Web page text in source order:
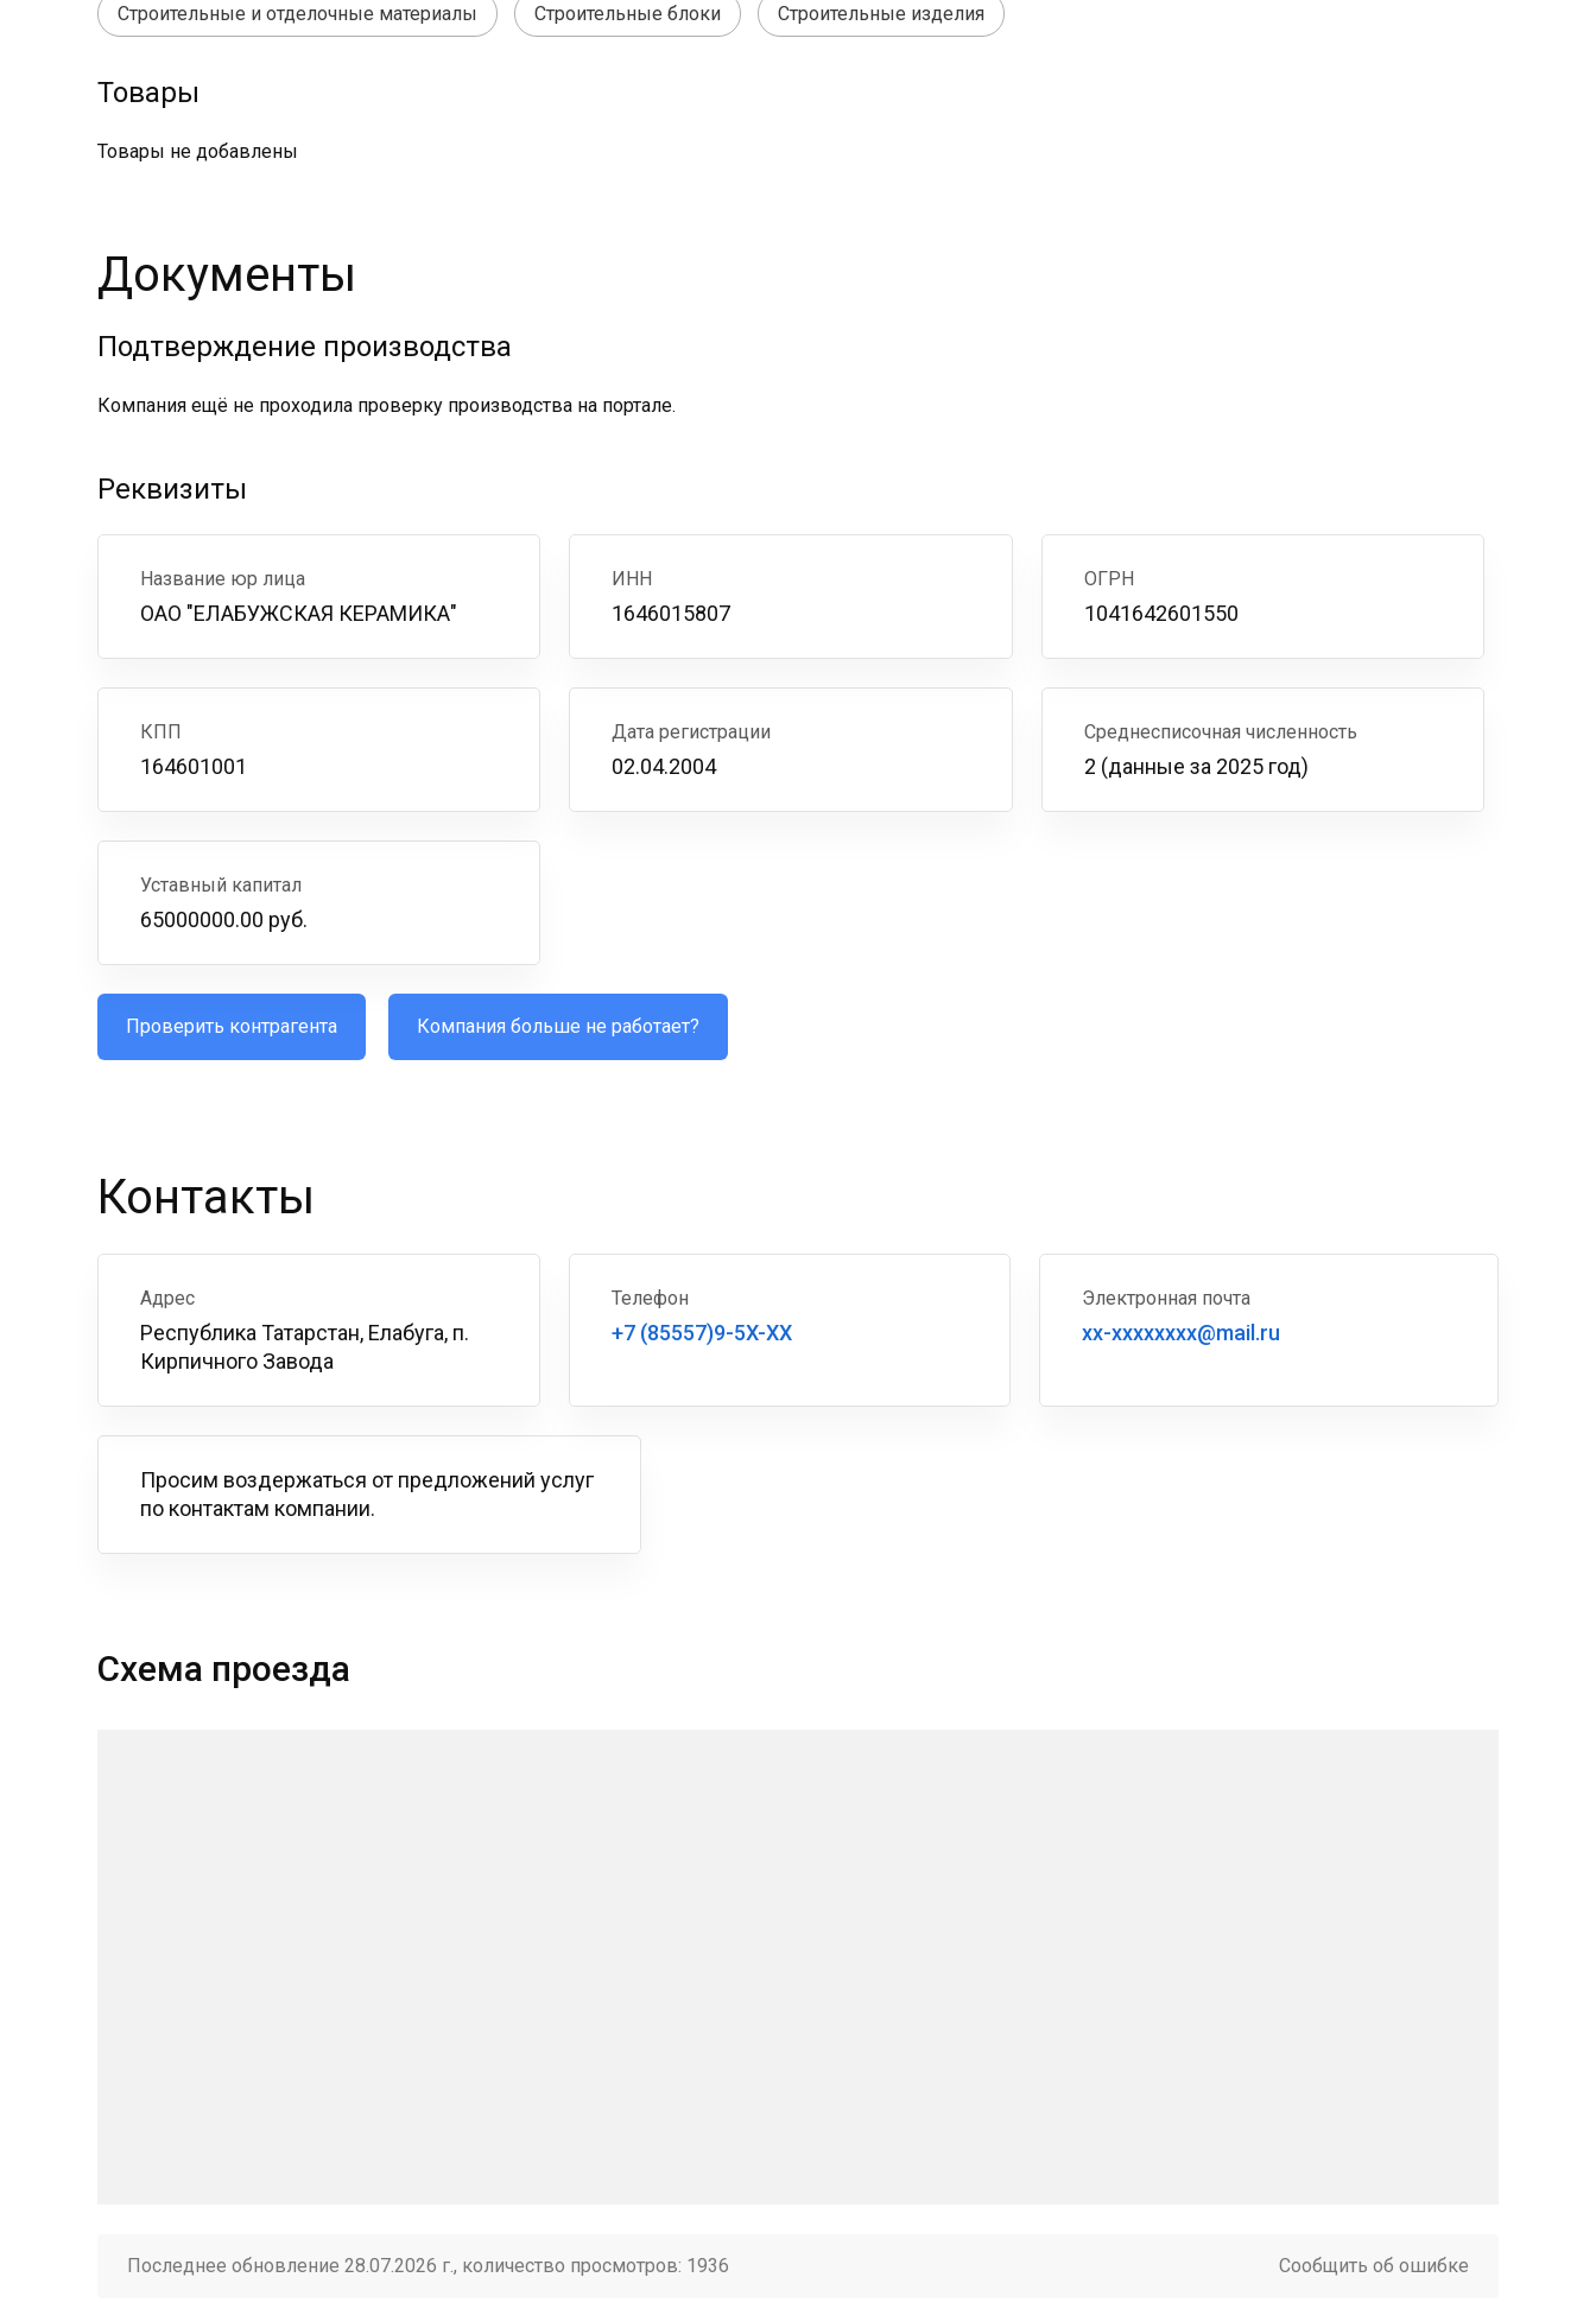
Строительные и отделочные материалы Строительные блоки Строительные изделия
Товары
Товары не добавлены
Документы
Подтверждение производства
Компания ещё не проходила проверку производства на портале.
Реквизиты
Название юр лица
ОАО "ЕЛАБУЖСКАЯ КЕРАМИКА"
ИНН
1646015807
ОГРН
1041642601550
КПП
164601001
Дата регистрации
02.04.2004
Среднесписочная численность
2 (данные за 2025 год)
Уставный капитал
65000000.00 руб.
Проверить контрагента Компания больше не работает?
Контакты
Адрес
Республика Татарстан, Елабуга, п.
Кирпичного Завода
Телефон
+7 (85557)9-5X-XX
Электронная почта
xx-xxxxxxxx@mail.ru
Просим воздержаться от предложений услуг
по контактам компании.
Схема проезда
Последнее обновление 28.07.2026 г., количество просмотров: 1936 Сообщить об ошибке